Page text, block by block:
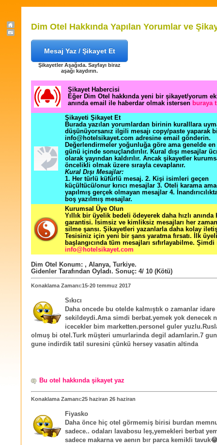
Dim Otel Hakkında Yapılan Yorumlar ve
Mesaj Yaz / Şikayet Et
Şikayetler Aşağıda. Sayfayı biraz
aşağı kaydırın.
Şikayet Habercisi
Eğer Dim Otel hakkında yeni bir şikayet/yorum
anında email ile haberdar olmak istersen buraya
Şikayeti Şikayet Et
Burada yazılan yorumlardan birinin kuralllara
düşünüyorsanız ilgili mesajı copy/paste yaparak
info@hotelsikayet.com adresine email gönderin.
Değerlendirmeler yoğunluğa göre ama genelde
günü içinde sonuçlandırılır. Kural dışı mesajlar
olarak yayından kaldırılır. Ancak şikayetler
öncelikli olmak üzere sırayla cevaplanır.
Kural Dışı Mesajlar:
1. Her türlü küfürlü mesaj. 2. Kişi isimleri geçen
küçültücü/onur kırıcı mesajlar 3. Oteli karama
yapılmış gerçek olmayan mesajlar 4.
boş yazılmış mesajlar.
Kurumsal Üye Olun
Yıllık bir üyelik bedeli ödeyerek daha hızlı
garantisi. İsimsiz ve kimliksiz mesajları her zaman
silme şansı. Şikayetleri yazanlarla daha kolay
Tesisiniz için yeni bir şans yaratma fırsatı. İlk
başlangıcında tüm mesajları sıfırlayabilme. Şimdi
info@hotelsikayet.com
Dim Otel Konum: , Alanya, Turkiye.
Gidenler Tarafından Oyladı. Sonuç: 4/ 10 (Kötü)
Konaklama Zamanı:15-20 temmuz 2017
Sıkıcı
Daha oncede bu otelde kalmıştık o zamanlar idare
sekildeydi.Ama simdi berbat.yemek yok denecek
icecekler bim marketten.personel guler
olmuş bi otel.Turk müşteri umurlarinda degil adamlarin.7
gune indirdik tatil suresini çünkü hersey vasatin altinda
Bu otel hakkında şikayet yaz
Konaklama Zamanı:25 haziran 26 haziran
Fiyasko
Daha önce hiç otel görmemiş birisi burdan
sadece.. odaları lavabosu leş,yemekleri berbat
sadece makarna ve aenın bır parca kemikli